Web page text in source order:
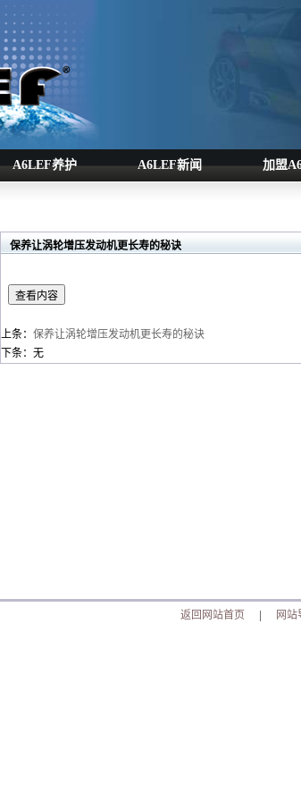
A6LEF养护 A6LEF新闻 加盟
保养让涡轮增压发动机更长寿的秘诀
上条： 保养让涡轮增压发动机更长寿的秘诀
下条：无
返回网站首页 网站